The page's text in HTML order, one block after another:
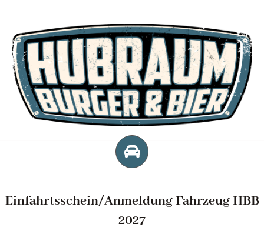
springen
Einfahrtsschein/Anmeldung Fahrzeug HBB
2027